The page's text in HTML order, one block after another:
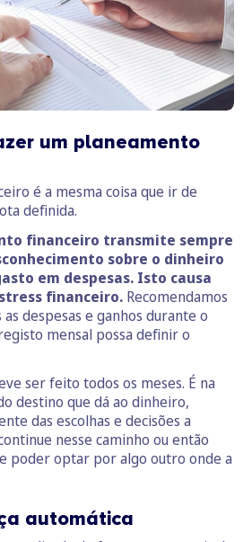
um planeamento
é a mesma coisa que ir de
definida.
financeiro transmite sempre
sobre o dinheiro
em despesas. Isto causa
financeiro. Recomendamos
despesas e ganhos durante o
mensal possa definir o
ser feito todos os meses. É na
destino que dá ao dinheiro,
das escolhas e decisões a
nesse caminho ou então
poder optar por algo outro onde a
automática